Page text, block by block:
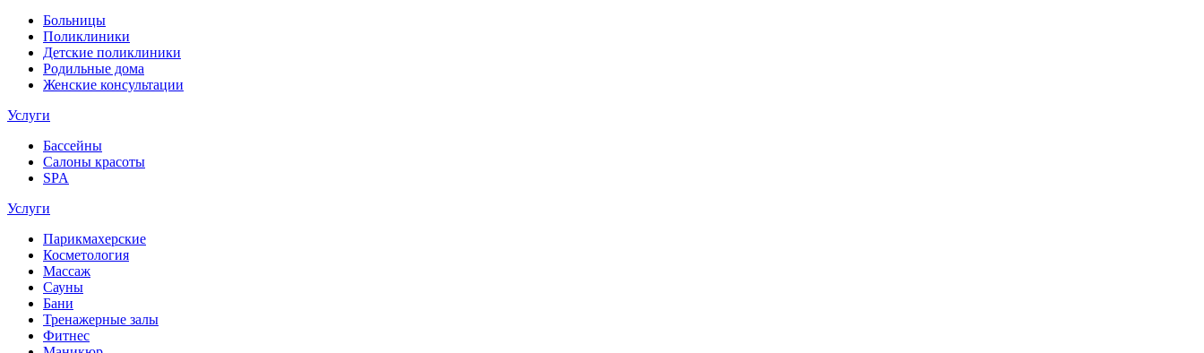
Больницы
Поликлиники
Детские поликлиники
Родильные дома
Женские консультации
Услуги
Бассейны
Салоны красоты
SPA
Услуги
Парикмахерские
Косметология
Массаж
Сауны
Бани
Тренажерные залы
Фитнес